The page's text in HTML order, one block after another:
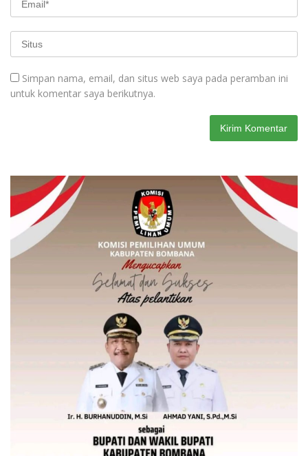
Simpan nama, email, dan situs web saya pada peramban ini
untuk komentar saya berikutnya.